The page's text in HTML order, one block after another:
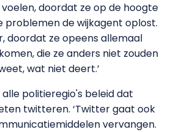
doordat ze op de hoogte
problemen de wijkagent oplost.
doordat ze opeens allemaal
die ze anders niet zouden
wat niet deert.’
alle politieregio's beleid dat
twitteren. ‘Twitter gaat ook
vervangen.